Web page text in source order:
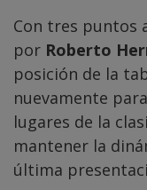
Con tres puntos
por Roberto
posición de la
nuevamente
lugares de la
mantener la
última